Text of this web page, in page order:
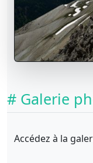
# Galerie
Accédez à la